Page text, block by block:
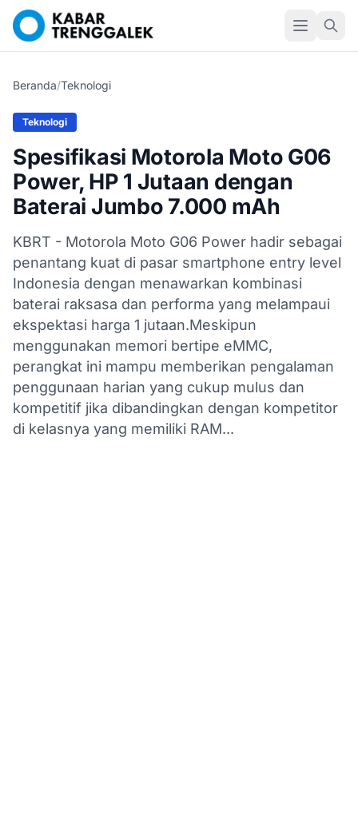
Beranda/Teknologi
Teknologi
Spesifikasi Motorola Moto G06
Power, HP 1 Jutaan dengan
Baterai Jumbo 7.000 mAh
KBRT - Motorola Moto G06 Power hadir sebagai
penantang kuat di pasar smartphone entry level
Indonesia dengan menawarkan kombinasi
baterai raksasa dan performa yang melampaui
ekspektasi harga 1 jutaan.Meskipun
menggunakan memori bertipe eMMC,
perangkat ini mampu memberikan pengalaman
penggunaan harian yang cukup mulus dan
kompetitif jika dibandingkan dengan kompetitor
di kelasnya yang memiliki RAM...